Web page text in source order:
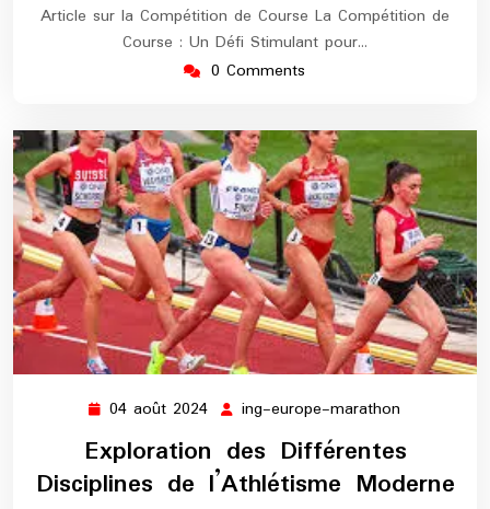
Article sur la Compétition de Course La Compétition de
Course : Un Défi Stimulant pour…
0 Comments
04 août 2024 04
août
2024
ing-europe-marathon
marathon
Exploration des Différentes
Disciplines de l’Athlétisme Moderne